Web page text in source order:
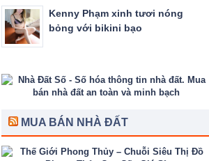
Kenny Phạm xinh tươi nóng
bỏng với bikini bạo
MUA BÁN NHÀ ĐẤT